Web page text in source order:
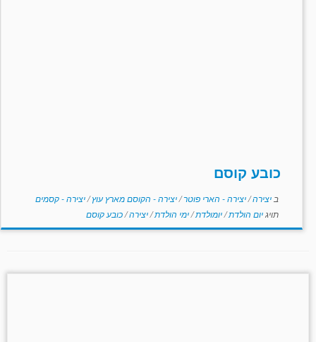
כובע קוסם
ב יצירה/יצירה - הארי פוטר/יצירה - הקוסם מארץ עוץ/יצירה - קסמים
תויגיום הולדת/יומולדת/ימי הולדת/יצירה/כובע קוסם